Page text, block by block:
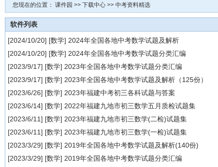
您现在的位置： 课件园 >> 下载中心 >> 中考资料精选
软件列表
[2024/10/20] [数学] 2024年全国各地中考数学试题及解析
[2024/10/20] [数学] 2024年全国各地中考数学试题分类汇编
[2023/9/17] [数学] 2023年全国各地中考数学试题分类汇编
[2023/9/17] [数学] 2023年全国各地中考数学试题及解析（125份）
[2023/6/26] [数学] 2023年福建中考初三各科试题与答案
[2023/6/14] [数学] 2022年福建九地市初三数学五月质检试题集
[2023/6/11] [数学] 2023年福建九地市初三数学(二检)试题集
[2023/6/11] [数学] 2023年福建九地市初三数学(一检)试题集
[2023/3/29] [数学] 2019年全国各地中考数学试题及解析(140份)
[2023/3/29] [数学] 2019年全国各地中考数学试题分类汇编